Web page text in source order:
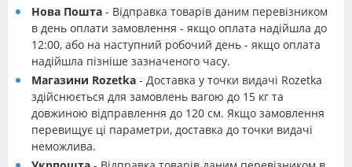
Нова Пошта - Відправка товарів даним перевізником
в день оплати замовлення - якщо оплата надійшла до
12:00, або на наступний робочий день - якщо оплата
надійшла пізніше зазначеного часу.
Магазини Rozetka - Доставка у точки видачі Rozetka
здійснюється для замовлень вагою до 15 кг та
довжиною відправлення до 120 см. Якщо замовлення
перевищує ці параметри, доставка до точки видачі
неможлива.